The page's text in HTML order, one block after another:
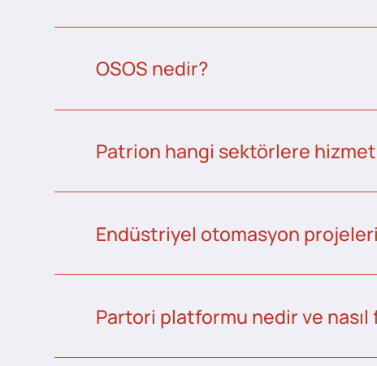
OSOS nedir?
Patrion hangi sektörlere
Endüstriyel otomasyon
Partori platformu nedir ve nasıl